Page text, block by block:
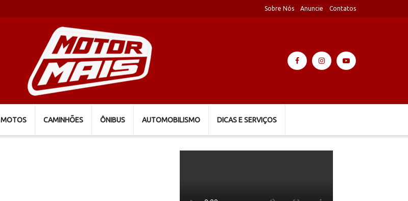
Sobre Nós Anuncie Contatos
MOTOS CAMINHÕES ÔNIBUS AUTOMOBILISMO DICAS E SERVIÇOS